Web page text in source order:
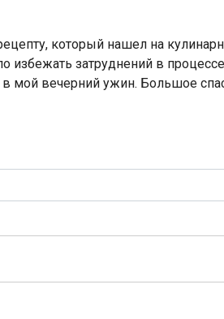
который нашел на
избежать затруднений в
вечерний ужин. Большое